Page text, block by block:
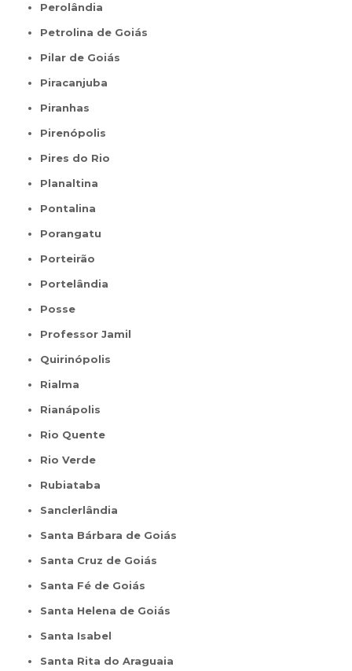
Perolândia
Petrolina de Goiás
Pilar de Goiás
Piracanjuba
Piranhas
Pirenópolis
Pires do Rio
Planaltina
Pontalina
Porangatu
Porteirão
Portelândia
Posse
Professor Jamil
Quirinópolis
Rialma
Rianápolis
Rio Quente
Rio Verde
Rubiataba
Sanclerlândia
Santa Bárbara de Goiás
Santa Cruz de Goiás
Santa Fé de Goiás
Santa Helena de Goiás
Santa Isabel
Santa Rita do Araguaia